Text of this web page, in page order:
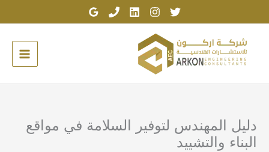
دليل المهندس لتوفير السلامة في مواقع
البناء والتشييد